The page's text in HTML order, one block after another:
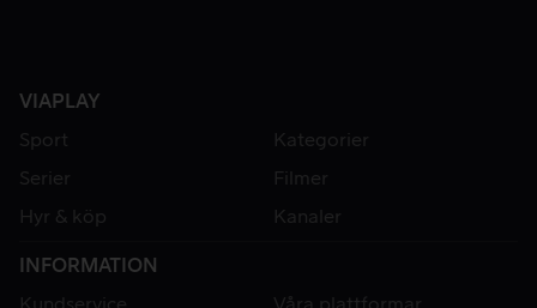
VIAPLAY
Sport
Kategorier
Serier
Filmer
Hyr & köp
Kanaler
INFORMATION